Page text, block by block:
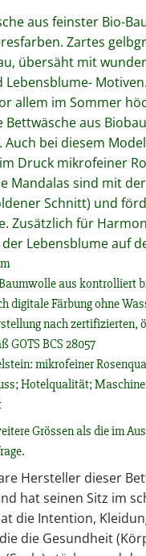
aus feinster Bio-
Zartes
übersäht mit
Lebensblume-
allem im Sommer
Bettwäsche aus
bei diesem
Druck mikrofeiner
Mandalas sind mit
Schnitt) und
Zusätzlich für
Lebensblume auf
aus kontrolliert
digitale Färbung ohne
nach zertifizierten,
GOTS BCS 28057
mikrofeiner
Hotelqualität;
Grössen als die im
Hersteller dieser
hat seinen Sitz im
die Intention,
die Gesundheit